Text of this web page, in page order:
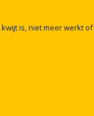
kwijtis,nietmeerwerktof